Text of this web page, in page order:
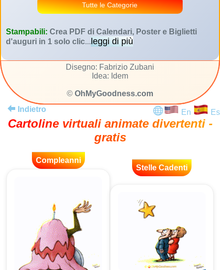
Tutte le Categorie
Stampabili: Crea PDF di Calendari, Poster e Biglietti
d'auguri in 1 solo clic...leggi di più
Disegno: Fabrizio Zubani
Idea: Idem
© OhMyGoodness.com
Indietro
En Es
Cartoline virtuali animate divertenti -
gratis
Compleanni
Stelle Cadenti